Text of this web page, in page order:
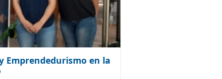
Emprendedurismo en la